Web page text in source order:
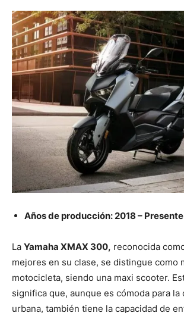
Años de producción: 2018 – Presente
La Yamaha XMAX 300, reconocida
mejores en su clase, se distingue como
motocicleta, siendo una maxi scooter.
significa que, aunque es cómoda para la
urbana, también tiene la capacidad de